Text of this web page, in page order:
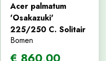
Acer palmatum
'Osakazuki'
225/250 C. Solitair
Bomen